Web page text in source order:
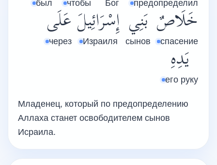
предопределил
Бог
чтобы
был
خَلَاصٌ
спасение
بَنِي
сынов
إِسْرَائِيلَ
Израиля
عَلَى
через
يَدِهِ
его руку
Младенец, который по предопределению
Аллаха станет освободителем сынов
Исраила.